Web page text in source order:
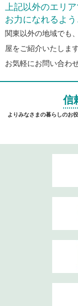
上記以外のエリ
お力になれるよ
関東以外の地域でも
屋をご紹介いたしま
お気軽にお問い合わ
信
よりみなさまの暮らしのお